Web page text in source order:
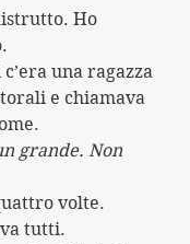
Ho
una ragazza
e chiamava
grande. Non
volte.
tutti.